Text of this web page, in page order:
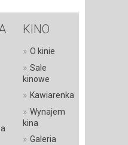
KINO
» O kinie
» Sale
kinowe
» Kawiarenka
» Wynajem
kina
» Galeria